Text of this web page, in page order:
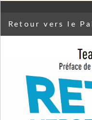
Retour vers le